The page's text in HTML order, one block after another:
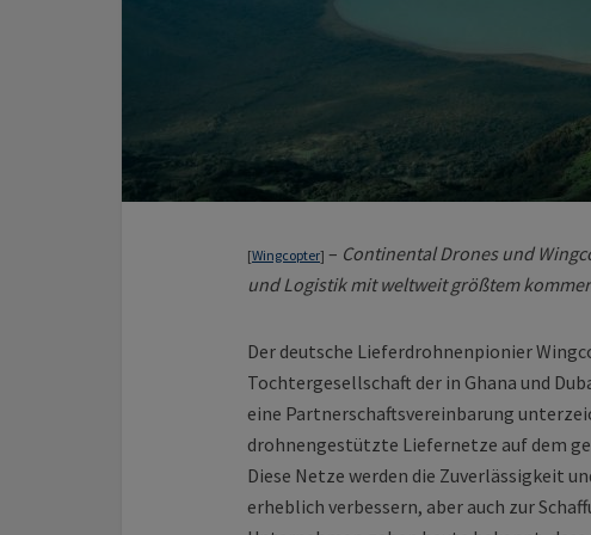
[Wingcopter] – Continental Drones und
und Logistik mit weltweit größtem
Der deutsche Lieferdrohnen­pionier
Tochter­gesellschaft der in Ghana und
eine Partner­schafts­vereinbarung
drohnen­­gestützte Liefernetze auf dem
Diese Netze werden die Zuverlässigkeit
erheblich verbessern, aber auch zur